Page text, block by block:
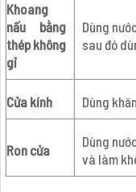
Khoang
nấu bằng
thép không
gỉ
Dùng
sau đó
Cửa kính Dùng
Ron cửa
Dùng
và làm